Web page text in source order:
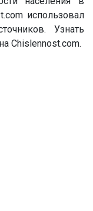
использовал
Узнать
Chislennost.com.